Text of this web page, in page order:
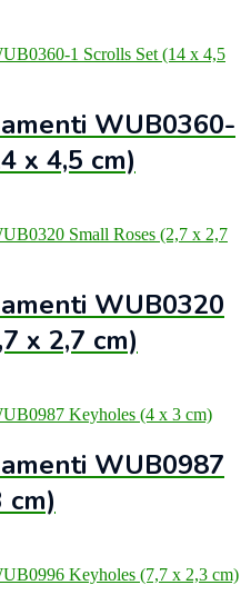
WUB0360-
x 4,5 cm)
WUB0320
x 2,7 cm)
WUB0987
cm)